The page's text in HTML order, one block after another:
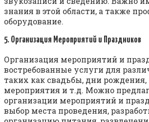
знания в этой области, а также
оборудование.
5. Организация Мероприятий и Праздников
Организация мероприятий и
востребованные услуги для
таких как свадьбы, дни
мероприятия и т.д. Можно
организации мероприятий и
выбор места проведения,